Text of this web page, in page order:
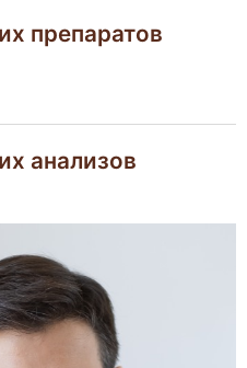
препаратов
анализов